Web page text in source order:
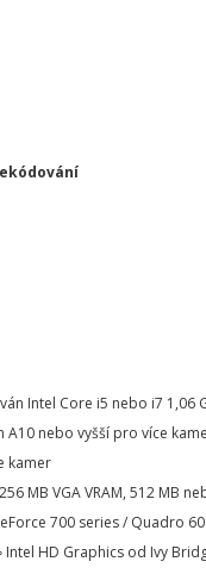
Intel Core i5 nebo i7 1,06
nebo vyšší pro více
kamer
MB VGA VRAM, 512 MB
700 series / Quadro
Intel HD Graphics od Ivy